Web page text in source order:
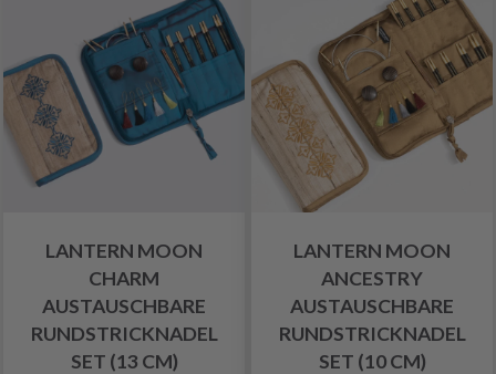
LANTERN MOON
CHARM
AUSTAUSCHBARE
RUNDSTRICKNADEL
SET (13 CM)
LANTERN MOON
ANCESTRY
AUSTAUSCHBARE
RUNDSTRICKNADEL
SET (10 CM)